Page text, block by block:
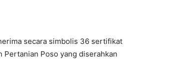
secara simbolis 36 sertifikat
Pertanian Poso yang diserahkan